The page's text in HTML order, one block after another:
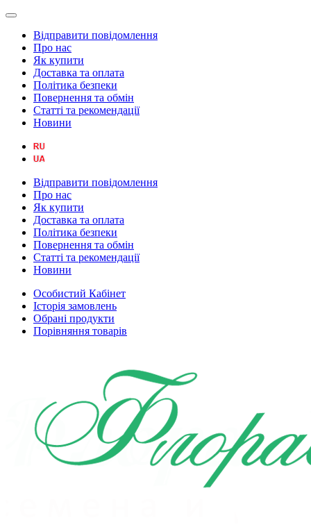
Відправити повідомлення
Про нас
Як купити
Доставка та оплата
Політика безпеки
Повернення та обмін
Статті та рекомендації
Новини
Відправити повідомлення
Про нас
Як купити
Доставка та оплата
Політика безпеки
Повернення та обмін
Статті та рекомендації
Новини
Особистий Кабінет
Історія замовлень
Обрані продукти
Порівняння товарів